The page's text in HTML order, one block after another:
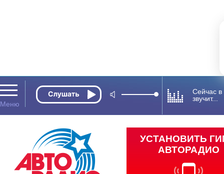
Сейчас
звучит...
УСТАНОВИТЬ
АВТОРАДИО